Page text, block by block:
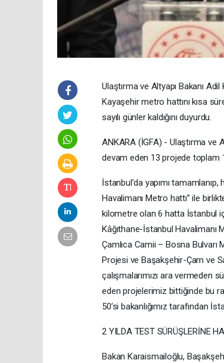
Ulaştırma ve Altyapı Bakanı
Kayaşehir metro hattını kısa
sayılı günler kaldığını duyurdu.
ANKARA (İGFA) - Ulaştırma ve
devam eden 13 projede toplam
İstanbul’da yapımı
Havalimanı Metro hattı” ile
kilometre olan 6 hatta İstanbul
Kâğıthane-İstanbul Havalimanı
Çamlıca Camii – Bosna Bulvarı
Projesi ve Başakşehir-Çam ve
çalışmalarımızı ara vermeden
eden projelerimiz bittiğinde bu
50’si bakanlığımız tarafından
2 YILDA TEST SÜRÜŞLERİNE
Bakan Karaismailoğlu,